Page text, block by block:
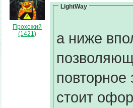
Прохожий
(1421)
LightWay
а ниже
стоит